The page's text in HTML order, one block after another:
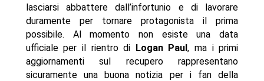
lasciarsi abbattere dall’infortunio e di lavorare
duramente per tornare protagonista il prima
possibile. Al momento non esiste una data
ufficiale per il rientro di Logan Paul, ma i primi
aggiornamenti sul recupero rappresentano
sicuramente una buona notizia per i fan della